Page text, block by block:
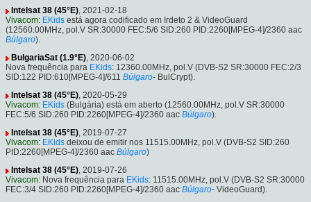
Intelsat 38 (45°E), 2021-02-18
Vivacom: EKids está agora codificado em Irdeto 2 & VideoGuard
(12560.00MHz, pol.V SR:30000 FEC:5/6 SID:260 PID:2260[MPEG-4]/2360 aac
Búlgaro).
BulgariaSat (1.9°E), 2020-06-02
Nova frequência para EKids: 12360.00MHz, pol.V (DVB-S2 SR:30000 FEC:2/3
SID:122 PID:610[MPEG-4]/611 Búlgaro- BulCrypt).
Intelsat 38 (45°E), 2020-05-29
Vivacom: EKids (Bulgária) está em aberto (12560.00MHz, pol.V SR:30000
FEC:5/6 SID:260 PID:2260[MPEG-4]/2360 aac Búlgaro).
Intelsat 38 (45°E), 2019-07-27
Vivacom: EKids deixou de emitir nos 11515.00MHz, pol.V (DVB-S2 SID:260
PID:2260[MPEG-4]/2360 aac Búlgaro)
Intelsat 38 (45°E), 2019-07-26
Vivacom: Nova frequência para EKids: 11515.00MHz, pol.V (DVB-S2 SR:30000
FEC:3/4 SID:260 PID:2260[MPEG-4]/2360 aac Búlgaro- VideoGuard).